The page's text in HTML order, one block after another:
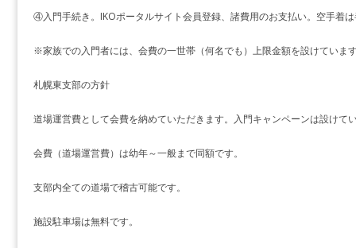
④入門手続き。IKOポータルサイト会員登録、諸費用のお支払い。空手着
※家族での入門者には、会費の一世帯（何名でも）上限金額を設けていま
札幌東支部の方針
道場運営費として会費を納めていただきます。入門キャンペーンは設けて
会費（道場運営費）は幼年～一般まで同額です。
支部内全ての道場で稽古可能です。
施設駐車場は無料です。